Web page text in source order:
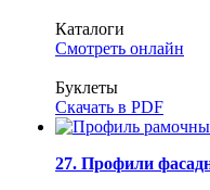
Каталоги
Смотреть онлайн
Буклеты
Скачать в PDF
27. Профили